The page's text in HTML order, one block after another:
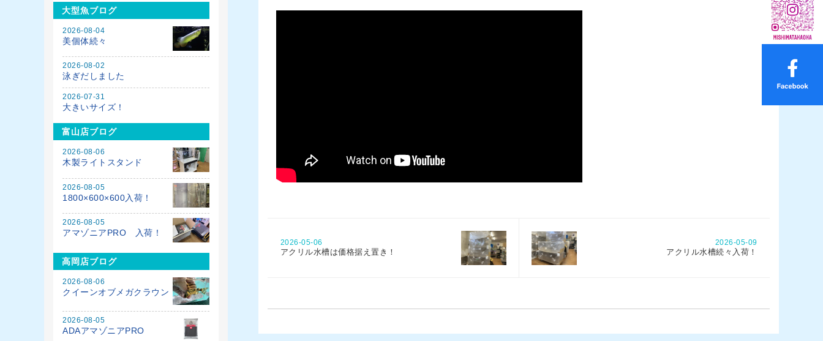
2026-05-06
アクリル水槽は価格据え置き！
2026-05-09
アクリル水槽続々入荷！
大型魚ブログ
2026-08-04
美個体続々
2026-08-02
泳ぎだしました
2026-07-31
大きいサイズ！
富山店ブログ
2026-08-06
木製ライトスタンド
2026-08-05
1800×600×600入荷！
2026-08-05
アマゾニアPRO 入荷！
高岡店ブログ
2026-08-06
クイーンオブメガクラウン
2026-08-05
ADAアマゾニアPRO